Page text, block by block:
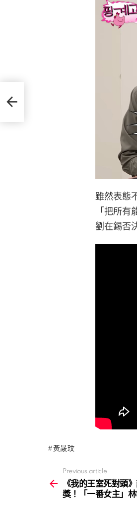
雖然表態
「把所
劉在錫否
黃晸玟
more
Previous article
《我的王室死對頭
獎！「一番女主」
疑